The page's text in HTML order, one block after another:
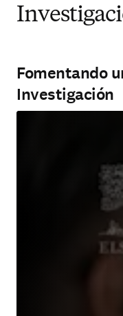
Fomentando
Investigación